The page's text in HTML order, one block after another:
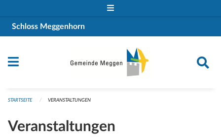
Schloss Meggenhorn
STARTSEITE VERANSTALTUNGEN
Veranstaltungen